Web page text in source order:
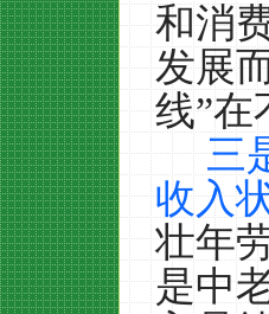
和消
发展
线”在
三
收入
壮年
是中